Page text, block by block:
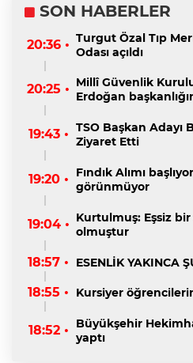
SON HABERLER
20:36 • Turgut Özal Tıp
Odası açıldı
20:25 • Millî Güvenlik
Erdoğan
19:43 • TSO Başkan Adayı
Ziyaret Etti
19:20 •
Fındık Alımı
görünmüyor
19:04 • Kurtulmuş: Eşsiz
olmuştur
18:57 • ESENLİK YAKINCA
18:55 • Kursiyer
18:52 •
Büyükşehir
yaptı